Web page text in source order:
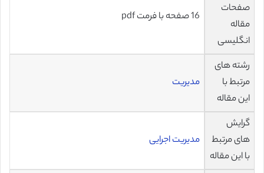
صفحات
مقاله
انگلیسی
16 صفحه با فرمت pdf
رشته های
مرتبط با
این مقاله
مدیریت
گرایش
های مرتبط
با این مقاله
مدیریت اجرایی